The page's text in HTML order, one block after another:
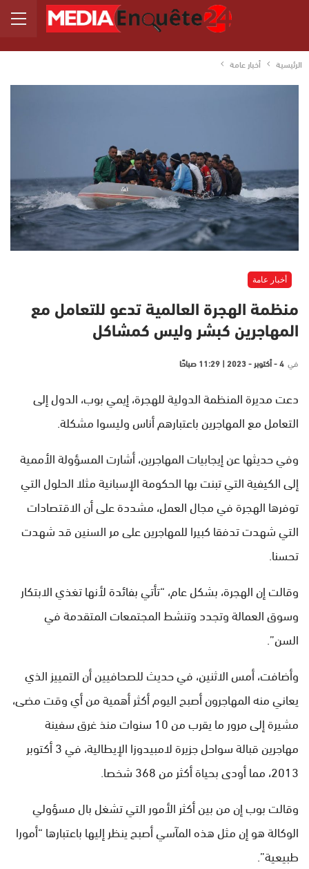
الرئيسية أخبار عامة
أخبار عامة
منظمة الهجرة العالمية تدعو للتعامل مع
المهاجرين كبشر وليس كمشاكل
في 4 - أكتوبر - 2023 | 11:29 صباحًا
دعت مديرة المنظمة الدولية للهجرة، إيمي بوب، الدول إلى
التعامل مع المهاجرين باعتبارهم أناس وليسوا مشكلة.
وفي حديثها عن إيجابيات المهاجرين، أشارت المسؤولة الأممية
إلى الكيفية التي تبنت بها الحكومة الإسبانية مثلا الحلول التي
توفرها الهجرة في مجال العمل، مشددة على أن الاقتصادات
التي شهدت تدفقا كبيرا للمهاجرين على مر السنين قد شهدت
تحسنا.
وقالت إن الهجرة، بشكل عام، “تأتي بفائدة لأنها تغذي الابتكار
وسوق العمالة وتجدد وتنشط المجتمعات المتقدمة في
السن”.
وأضافت، أمس الاثنين، في حديث للصحافيين أن التمييز الذي
يعاني منه المهاجرون أصبح اليوم أكثر أهمية من أي وقت مضى،
مشيرة إلى مرور ما يقرب من 10 سنوات منذ غرق سفينة
مهاجرين قبالة سواحل جزيرة لامبيدوزا الإيطالية، في 3 أكتوبر
2013، مما أودى بحياة أكثر من 368 شخصا.
وقالت بوب إن من بين أكثر الأمور التي تشغل بال مسؤولي
الوكالة هو إن مثل هذه المآسي أصبح ينظر إليها باعتبارها “أمورا
طبيعية”.